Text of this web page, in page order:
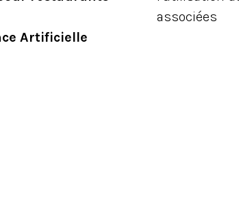
Artificielle
associées